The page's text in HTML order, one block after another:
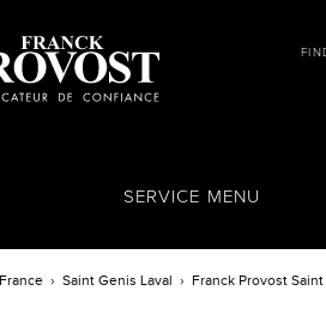
France Saint Genis Laval Franck Provost
SERVICE MENU